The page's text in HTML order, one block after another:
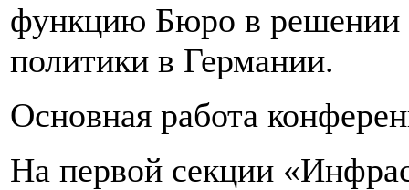
функцию Бюро в решении
политики в Германии.
Основная работа
На первой секции